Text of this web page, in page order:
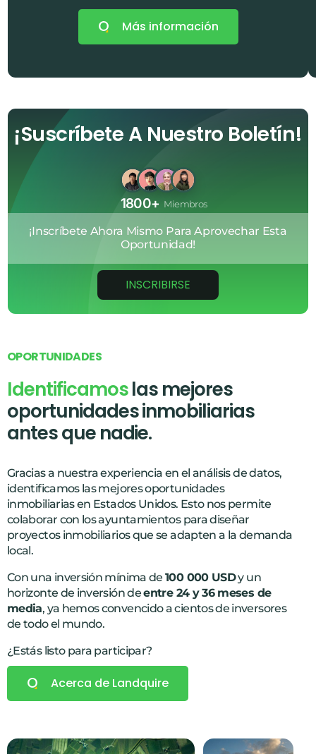
Más información
¡Suscríbete A Nuestro Boletín!
1800+ Miembros
¡Inscríbete Ahora Mismo Para Aprovechar Esta
Oportunidad!
INSCRIBIRSE
OPORTUNIDADES
Identificamoslas mejores
oportunidades inmobiliarias
antes que nadie.
Gracias a nuestra experiencia en el análisis de datos,
identificamos las mejores oportunidades
inmobiliarias en Estados Unidos. Esto nos permite
colaborar con los ayuntamientos para diseñar
proyectos inmobiliarios que se adapten a la demanda
local.
Con una inversión mínima de100 000 USDy un
horizonte de inversión deentre 24 y 36 meses de
media, ya hemos convencido a cientos de inversores
de todo el mundo.
¿Estás listo para participar?
Acerca de Landquire